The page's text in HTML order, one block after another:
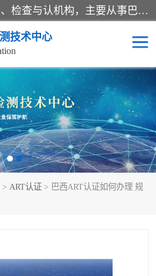
*是一家的测试、评估、检查与认机构，主要从事巴西NR10认证、NR12认证、NR13认证；ANATEL认证、INMTRO认证，欧盟CE认证：MD认证，PED认证，MID认证，ATEX认证，德国蓝色天使认证。
技术中心
> ART认证 > 巴西ART认证如何办理 规
NR10认证
NR13认证
巴西NR认证
RETIE认证